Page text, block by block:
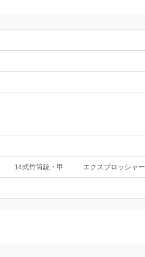
14式竹筒銃・甲 エクスプロッシャ